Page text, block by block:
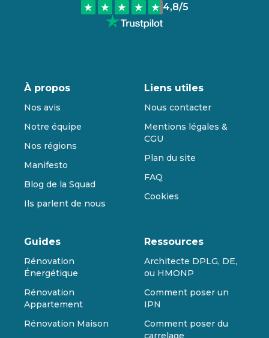
4,8/5
À propos
Nos avis
Notre équipe
Nos régions
Manifesto
Blog de la Squad
Ils parlent de nous
Liens utiles
Nous contacter
Mentions légales &
CGU
Plan du site
FAQ
Cookies
Guides
Rénovation
Énergétique
Rénovation
Appartement
Rénovation Maison
Ressources
Architecte DPLG, DE,
ou HMONP
Comment poser un
IPN
Comment poser du
carrelage